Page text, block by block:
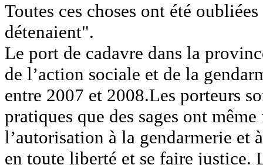
Toutes ces choses ont été
détenaient".
Le port de cadavre dans la
de l’action sociale et de la
entre 2007 et 2008.Les porteurs
pratiques que des sages ont
l’autorisation à la gendarmerie
en toute liberté et se faire justice.